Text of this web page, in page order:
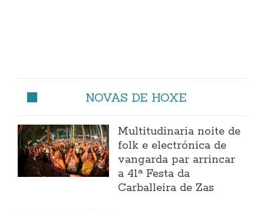
NOVAS DE HOXE
Multitudinaria noite de
folk e electrónica de
vangarda par arrincar
a 41ª Festa da
Carballeira de Zas